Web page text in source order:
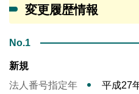
変更履歴情報
No.1
新規
法人番号指定年
平成27